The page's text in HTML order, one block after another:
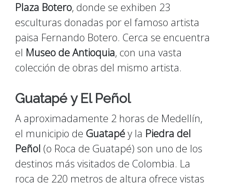
Plaza Botero, donde se exhiben 23
esculturas donadas por el famoso artista
paisa Fernando Botero. Cerca se encuentra
el Museo de Antioquia, con una vasta
colección de obras del mismo artista.
Guatapé y El Peñol
A aproximadamente 2 horas de Medellín,
el municipio de Guatapéy la Piedra del
Peñol (o Roca de Guatapé) son uno de los
destinos más visitados de Colombia. La
roca de 220 metros de altura ofrece vistas